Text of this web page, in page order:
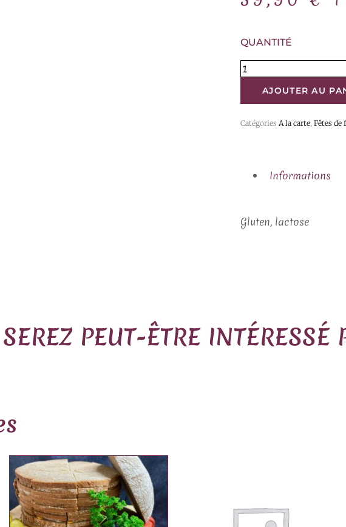
QUANTITÉ
AJOUTER AU
Catégories A la carte, Fêtes de
Informations
Gluten, lactose
PEUT-ÊTRE INTÉRESSÉ